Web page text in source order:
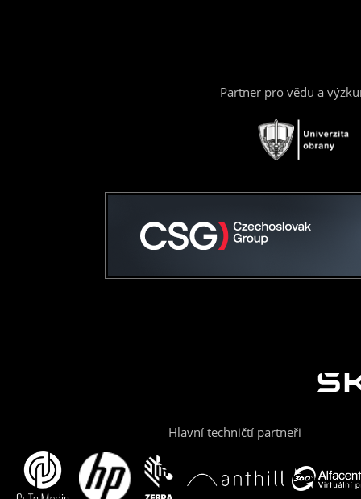
Partner pro vědu a
Hlavní techničtí partneři